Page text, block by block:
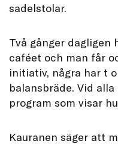
sadelstolar.
Två gånger dagligen
caféet och man får
initiativ, några har t
balansbräde. Vid
program som visar
Kauranen säger att